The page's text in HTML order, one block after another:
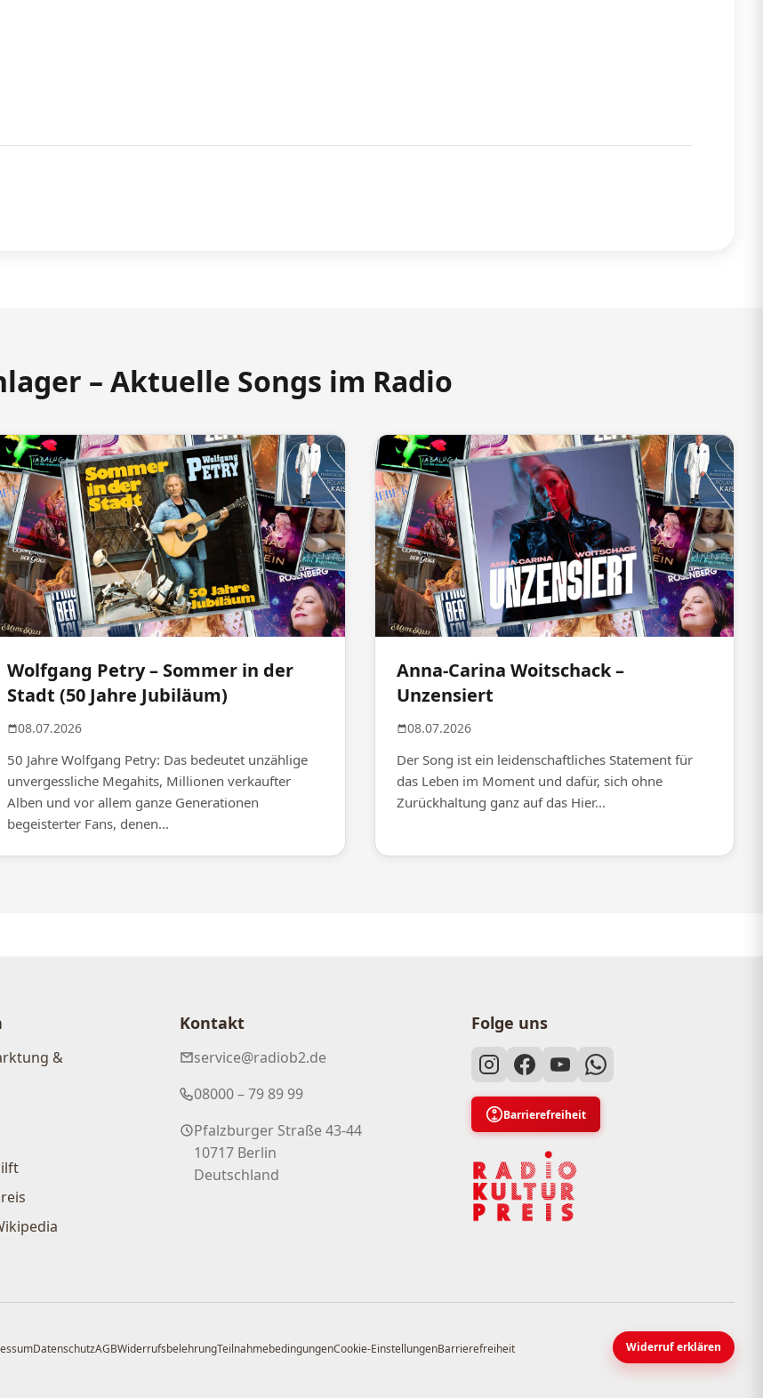
– Aktuelle Songs im Radio
Wolfgang Petry – Sommer in der
Stadt (50 Jahre Jubiläum)
08.07.2026
50 Jahre Wolfgang Petry: Das bedeutet unzählige
unvergessliche Megahits, Millionen verkaufter
Alben und vor allem ganze Generationen
begeisterter Fans, denen...
Anna-Carina Woitschack –
Unzensiert
08.07.2026
Der Song ist ein leidenschaftliches Statement für
das Leben im Moment und dafür, sich ohne
Zurückhaltung ganz auf das Hier...
&
Kontakt
service@radiob2.de
08000 – 79 89 99
Pfalzburger Straße 43-44
10717 Berlin
Deutschland
Folge uns
Barrierefreiheit
DatenschutzAGBWiderrufsbelehrungTeilnahmebedingungenCookie-EinstellungenBarrierefreiheit Widerruf erklären